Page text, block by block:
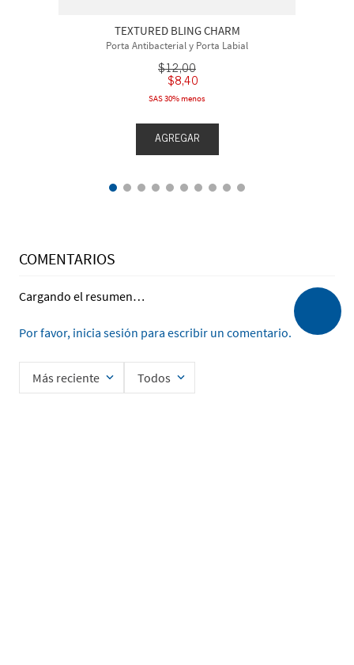
TEXTURED BLING CHARM
Porta Antibacterial y Porta Labial
$12,00
$8,40
SAS 30% menos
AGREGAR
COMENTARIOS
Cargando el resumen…
Por favor, inicia sesión para escribir un comentario.
Más reciente Todos